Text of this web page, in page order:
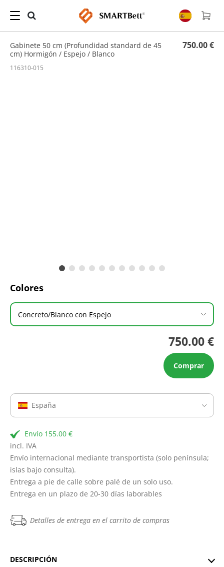
Hogar Armarios
/ Gabinete 50 cm (Profundidad standard de 45 cm) Hormigón / Espejo
Gabinete 50 cm (Profundidad standard de 45
cm) Hormigón / Espejo / Blanco
750.00 €
116310-015
750.00 €
Comprar
Colores
Concreto/Blanco con Espejo
España
Envío 155.00 €
incl. IVA
Envío internacional mediante transportista (solo península;
islas bajo consulta).
Entrega a pie de calle sobre palé de un solo uso.
Entrega en un plazo de 20-30 días laborables
Detalles de entrega en el carrito de compras
DESCRIPCIÓN